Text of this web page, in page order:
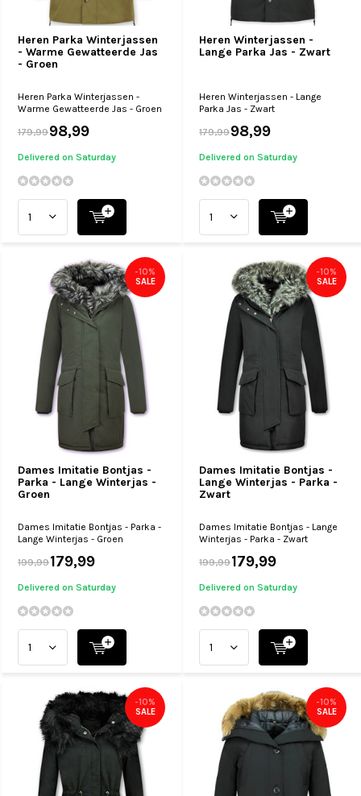
Heren Parka Winterjassen
- Warme Gewatteerde Jas
- Groen
Heren Parka Winterjassen -
Warme Gewatteerde Jas - Groen
179,9998,99
Delivered on Saturday
Heren Winterjassen -
Lange Parka Jas - Zwart
Heren Winterjassen - Lange
Parka Jas - Zwart
179,9998,99
Delivered on Saturday
Dames Imitatie Bontjas -
Parka - Lange Winterjas -
Groen
-10%
SALE
Dames Imitatie Bontjas - Parka -
Lange Winterjas - Groen
199,99179,99
Delivered on Saturday
Dames Imitatie Bontjas -
Lange Winterjas - Parka -
Zwart
-10%
SALE
Dames Imitatie Bontjas - Lange
Winterjas - Parka - Zwart
199,99179,99
Delivered on Saturday
-10%
SALE
-10%
SALE